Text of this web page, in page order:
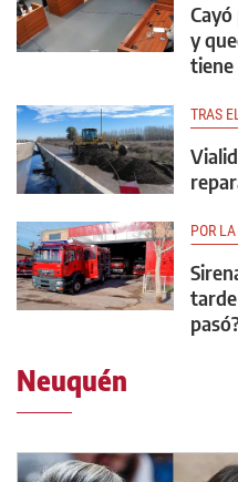
y
tiene
TRAS
POR
Neuquén